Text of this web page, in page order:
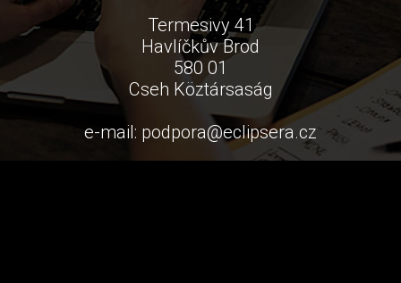
Termesivy 41
Havlíčkův Brod
580 01
Cseh Köztársaság
e-mail: podpora@eclipsera.cz